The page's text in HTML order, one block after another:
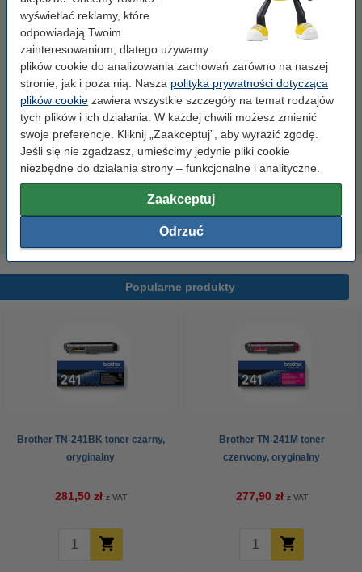
wyświetlać reklamy, które
odpowiadają Twoim
zainteresowaniom, dlatego używamy
plików cookie do analizowania zachowań zarówno na naszej
stronie, jak i poza nią. Nasza polityka prywatności dotycząca
plików cookie zawiera wszystkie szczegóły na temat rodzajów
tych plików i ich działania. W każdej chwili możesz zmienić
swoje preferencje. Kliknij „Zaakceptuj”, aby wyrazić zgodę.
Jeśli się nie zgadzasz, umieścimy jedynie pliki cookie
niezbędne do działania strony – funkcjonalne i analityczne.
Zaakceptuj
Odrzuć
Kliknij i sprawdź całą specyfikacje
Zaoszczędź prawie
w porównaniu do wersji oryginalnej!
Dostępny
Zamów na wtorek
Za stronę 0,08 zł
129,00 zł Zamawiam
Wskazówka: zamów papier
Papier ksero A4 80 g/m2 (2500 szt.), 123drukuj
110,00 zł
Popularne produkty
Brother TN-241BK toner czarny,
oryginalny
281,50 zł z VAT
Brother TN-241M toner
czerwony, oryginalny
277,90 zł z VAT